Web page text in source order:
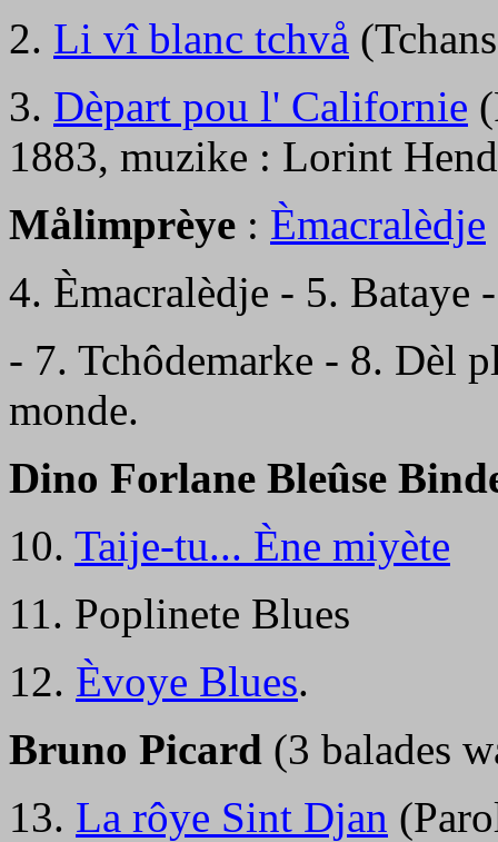
2. Li vî blanc tchvå
3. Dèpart pou l' Californie
1883, muzike : Lorint
Målimprèye : Èmacralèdje
4. Èmacralèdje - 5. Bataye
- 7. Tchôdemarke - 8. Dèl
monde.
Dino Forlane Bleûse
10. Taije-tu... Ène miyète
11. Poplinete Blues
12. Èvoye Blues.
Bruno Picard (3 balades
13. La rôye Sint Djan